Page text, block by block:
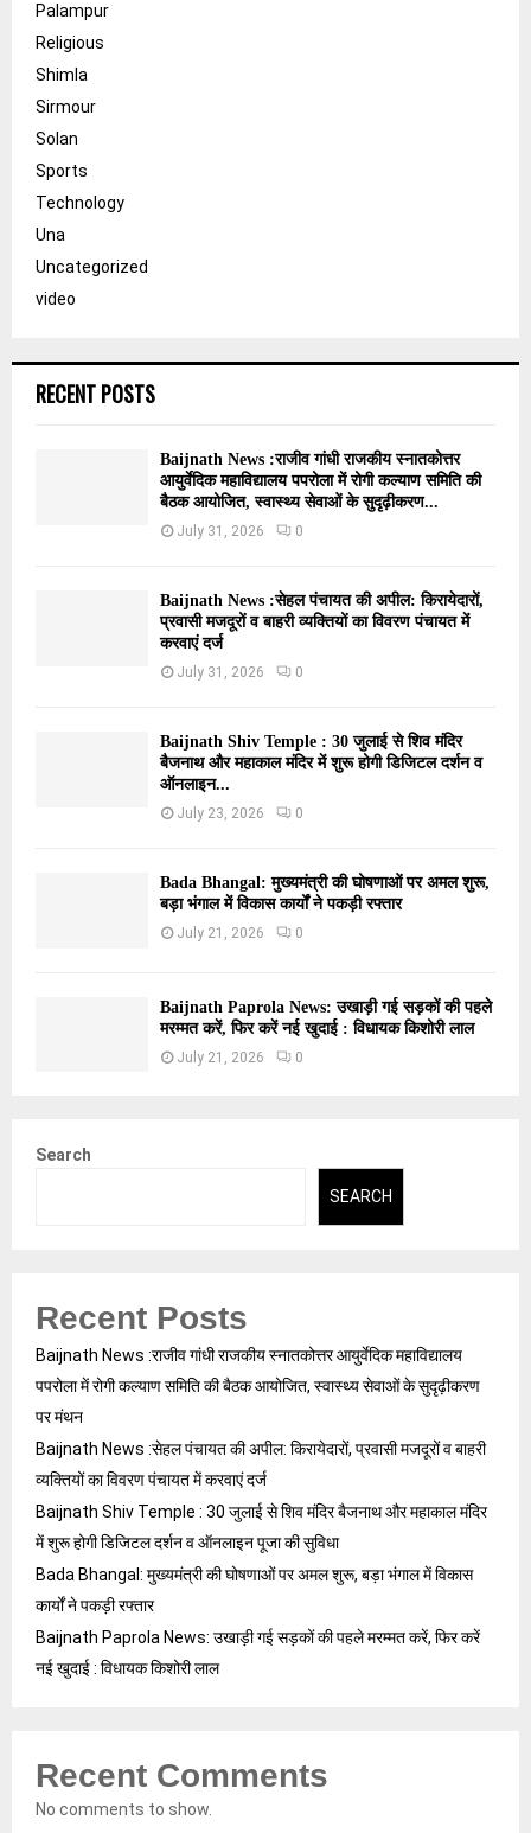
Palampur
Religious
Shimla
Sirmour
Solan
Sports
Technology
Una
Uncategorized
video
RECENT POSTS
Baijnath News :राजीव गांधी राजकीय स्नातकोत्तर
आयुर्वेदिक महाविद्यालय पपरोला में रोगी कल्याण समिति की
बैठक आयोजित, स्वास्थ्य सेवाओं के सुदृढ़ीकरण...
July 31, 2026 0
Baijnath News :सेहल पंचायत की अपील: किरायेदारों,
प्रवासी मजदूरों व बाहरी व्यक्तियों का विवरण पंचायत में
करवाएं दर्ज
July 31, 2026 0
Baijnath Shiv Temple : 30 जुलाई से शिव मंदिर
बैजनाथ और महाकाल मंदिर में शुरू होगी डिजिटल दर्शन व
ऑनलाइन...
July 23, 2026 0
Bada Bhangal: मुख्यमंत्री की घोषणाओं पर अमल शुरू,
बड़ा भंगाल में विकास कार्यों ने पकड़ी रफ्तार
July 21, 2026 0
Baijnath Paprola News: उखाड़ी गई सड़कों की पहले
मरम्मत करें, फिर करें नई खुदाई : विधायक किशोरी लाल
July 21, 2026 0
Search
SEARCH
Recent Posts
Baijnath News :राजीव गांधी राजकीय स्नातकोत्तर आयुर्वेदिक महाविद्यालय
पपरोला में रोगी कल्याण समिति की बैठक आयोजित, स्वास्थ्य सेवाओं के सुदृढ़ीकरण
पर मंथन
Baijnath News :सेहल पंचायत की अपील: किरायेदारों, प्रवासी मजदूरों व बाहरी
व्यक्तियों का विवरण पंचायत में करवाएं दर्ज
Baijnath Shiv Temple : 30 जुलाई से शिव मंदिर बैजनाथ और महाकाल मंदिर
में शुरू होगी डिजिटल दर्शन व ऑनलाइन पूजा की सुविधा
Bada Bhangal: मुख्यमंत्री की घोषणाओं पर अमल शुरू, बड़ा भंगाल में विकास
कार्यों ने पकड़ी रफ्तार
Baijnath Paprola News: उखाड़ी गई सड़कों की पहले मरम्मत करें, फिर करें
नई खुदाई : विधायक किशोरी लाल
Recent Comments
No comments to show.